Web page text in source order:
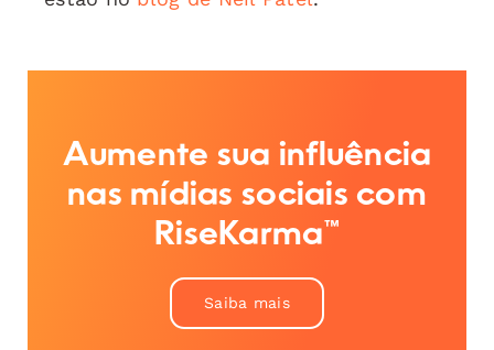
Aumente sua influência
nas mídias sociais com
RiseKarma™
Saiba mais